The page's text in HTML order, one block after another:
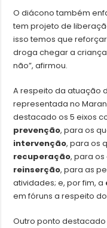
O diácono também
tem projeto de
isso temos que
droga chegar a
não”, afirmou.
A respeito da atuação
representada no
destacado os 5 eixos
prevenção, para os
intervenção, para os
recuperação, para
reinserção, para as
atividades; e, por fim, a
em fóruns a respeito
Outro ponto